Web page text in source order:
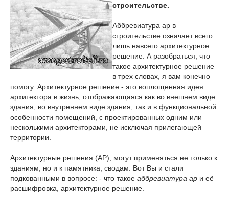
строительстве.
Аббревиатура ар в
строительстве означает всего
лишь навсего архитектурное
решение. А разобраться, что
такое архитектурное решение
в трех словах, я вам конечно
помогу. Архитектурное решение - это воплощенная идея
архитектора в жизнь, отображающаяся как во внешнем виде
здания, во внутреннем виде здания, так и в функциональной
особенности помещений, с проектированных одним или
несколькими архитекторами, не исключая прилегающей
территории.
Архитектурные решения (АР), могут применяться не только к
зданиям, но и к памятника, сводам. Вот Вы и стали
подкованными в вопросе: - что такое аббревиатура ар и её
расшифровка, архитектурное решение.